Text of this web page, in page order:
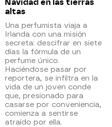
Navidad en las tierras
altas
Una perfumista viaja a
Irlanda con una misión
secreta: descifrar en siete
días la fórmula de un
perfume único.
Haciéndose pasar por
reportera, se infiltra en la
vida de un joven conde
que, presionado para
casarse por conveniencia,
comienza a sentirse
atraído por ella.